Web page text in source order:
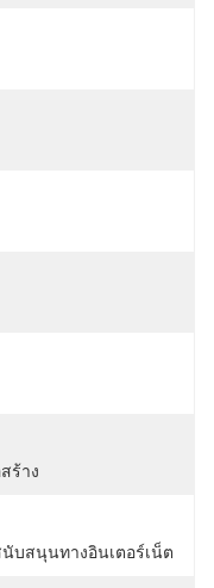
ร้าง
บสนุนทางอินเตอร์เน็ต